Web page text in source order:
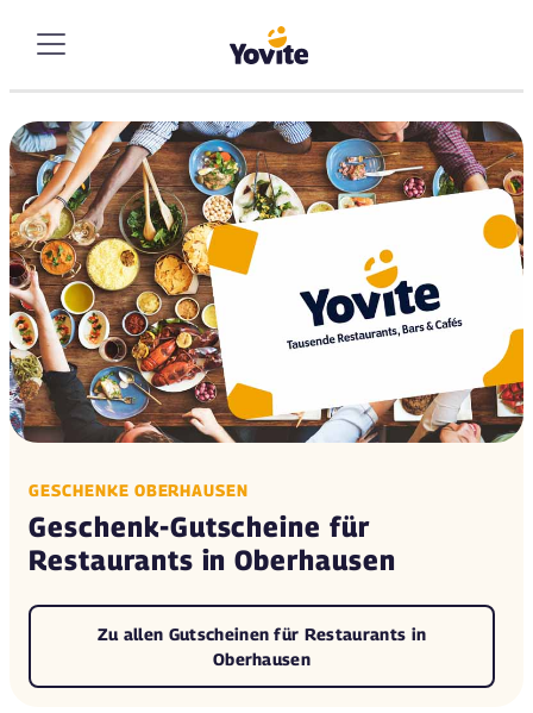
GESCHENKE OBERHAUSEN
Geschenk-Gutscheine für
Restaurants in Oberhausen
Zu allen Gutscheinen für Restaurants in
Oberhausen